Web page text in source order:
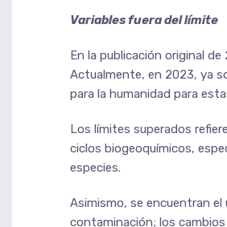
Variables fuera del límite
En la publicación original
Actualmente, en 2023, ya
para la humanidad para
Los límites superados
ciclos biogeoquímicos,
especies.
Asimismo, se encuentran
contaminación; los